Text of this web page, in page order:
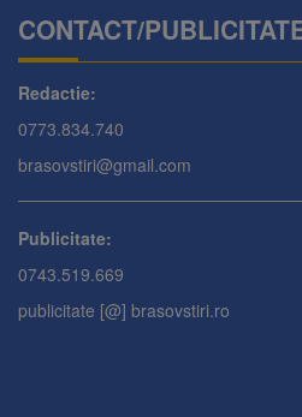
CONTACT/
Redactie:
0773.834.740
brasovstiri@gmail.com
Publicitate:
0743.519.669
publicitate [@] brasovstiri.ro